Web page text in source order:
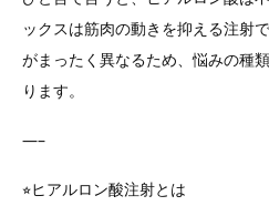
ックスは筋肉の動きを抑える注射
がまったく異なるため、悩みの種
ります。
—–
⭐︎ヒアルロン酸注射とは